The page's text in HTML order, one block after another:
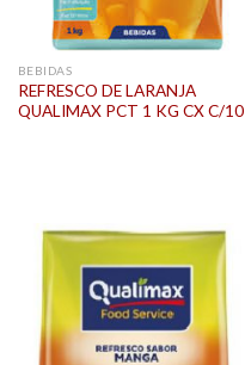
BEBIDAS
REFRESCO DE LARANJA
QUALIMAX PCT 1 KG CX C/10